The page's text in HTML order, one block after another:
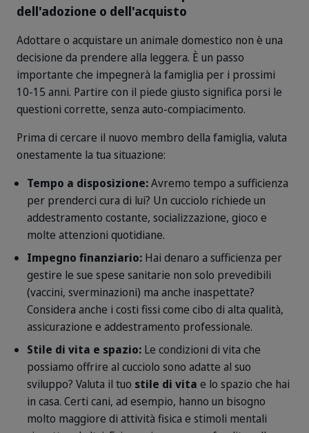
dell'adozione o dell'acquisto
Adottare o acquistare un animale domestico non è una
decisione da prendere alla leggera. È un passo
importante che impegnerà la famiglia per i prossimi
10-15 anni. Partire con il piede giusto significa porsi le
questioni corrette, senza auto-compiacimento.
Prima di cercare il nuovo membro della famiglia, valuta
onestamente la tua situazione:
Tempo a disposizione:Avremo tempo a sufficienza
per prenderci cura di lui? Un cucciolo richiede un
addestramento costante, socializzazione, gioco e
molte attenzioni quotidiane.
Impegno finanziario: Hai denaro a sufficienza per
gestire le sue spese sanitarie non solo prevedibili
(vaccini, sverminazioni) ma anche inaspettate?
Considera anche i costi fissi come cibo di alta qualità,
assicurazione e addestramento professionale.
Stile di vita e spazio: Le condizioni di vita che
possiamo offrire al cucciolo sono adatte al suo
sviluppo? Valuta il tuo stile di vita e lo spazio che hai
in casa. Certi cani, ad esempio, hanno un bisogno
molto maggiore di attività fisica e stimoli mentali